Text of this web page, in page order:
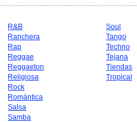
R&B
Ranchera
Rap
Reggae
Reggaeton
Religiosa
Rock
Romántica
Salsa
Samba
Soul
Tango
Techno
Tejana
Tiendas
Tropical